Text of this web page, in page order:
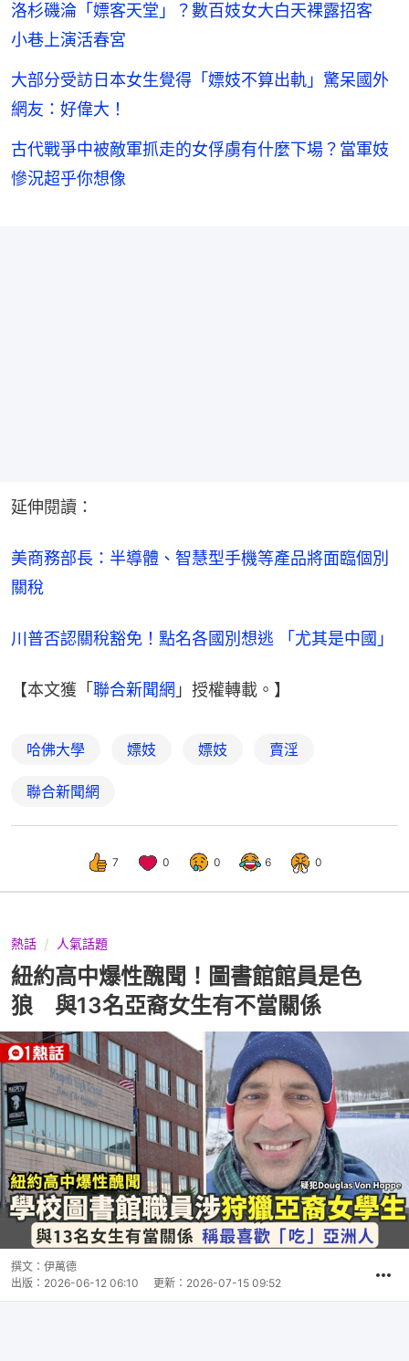
洛杉磯淪「嫖客天堂」？數百妓女大白天裸露招客
小巷上演活春宮
大部分受訪日本女生覺得「嫖妓不算出軌」驚呆國外
網友：好偉大！
古代戰爭中被敵軍抓走的女俘虜有什麼下場？當軍妓
慘況超乎你想像
延伸閱讀：
美商務部長：半導體、智慧型手機等產品將面臨個別
關稅
川普否認關稅豁免！點名各國別想逃 「尤其是中國」
【本文獲「聯合新聞網 」授權轉載。】
哈佛大學 嫖妓 嫖妓 賣淫
聯合新聞網
7 0 0 6 0
熱話 人氣話題
紐約高中爆性醜聞！圖書館館員是色
狼 與13名亞裔女生有不當關係
撰文： 伊萬德
出版： 2026-06-12 06:10 更新： 2026-07-15 09:52